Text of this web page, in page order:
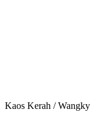
Kaos Kerah / Wangky